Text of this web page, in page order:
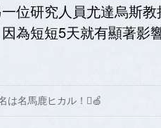
位研究人員尤達烏斯
為短短5天就有顯著
は名馬鹿ヒカル！🍏